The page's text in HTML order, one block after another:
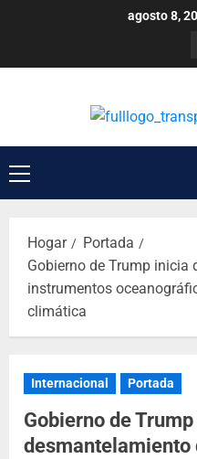
agosto 8,
Hogar
Portada
Gobierno de Trump inicia
instrumentos
climática
Internacional Portada
Gobierno de
desmantelamiento